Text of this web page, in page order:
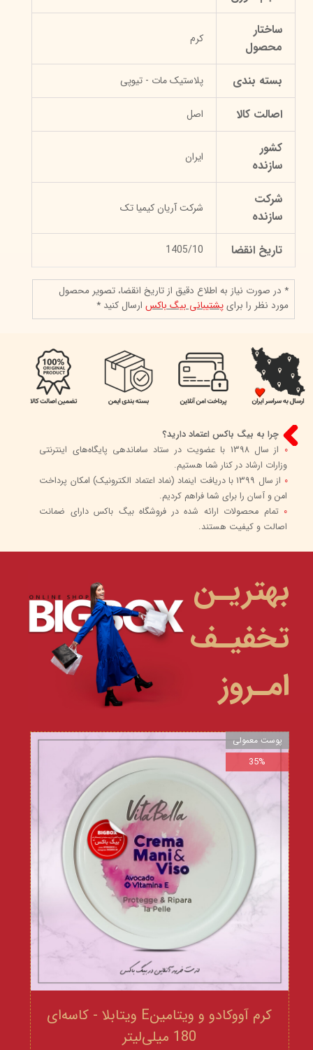
ساختار
محصول
کرم
بسته بندی پلاستیک مات - تیوپی
اصالت کالا اصل
کشور
سازنده
ایران
شرکت
سازنده
شرکت آریان کیمیا تک
تاریخ انقضا 1405/10
* در صورت نیاز به اطلاع دقیق از تاریخ انقضا، تصویر محصول
مورد نظر را برایپشتیبانی بیگ باکسارسال کنید *
چرا به بیگ باکس اعتماد دارید؟
0
از سال 1398 با عضویت در ستاد ساماندهی پایگاه‌های اینترنتی
وزارات ارشاد در کنار شما هستیم.
0
از سال 1399 با دریافت اینماد (نماد اعتماد الکترونیک) امکان پرداخت
امن و آسان را برای شما فراهم کردیم.
0 تمام محصولات ارائه شده در فروشگاه بیگ باکس دارای ضمانت
اصالت و کیفیت هستند.
بهتریـن
تخفیـف
امـروز
کرم آووکادو و ویتامینE ویتابلا - کاسه‌ای
180 میلی‌لیتر
پوست معمولی
35%